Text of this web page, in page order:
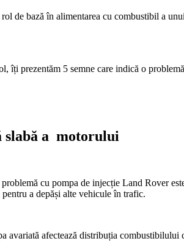
de bază în alimentarea cu combustibil a
îți prezentăm 5 semne care indică o
slabă a motorului
cu pompa de injecție Land Rover
a depăși alte vehicule în trafic.
avariată afectează distribuția